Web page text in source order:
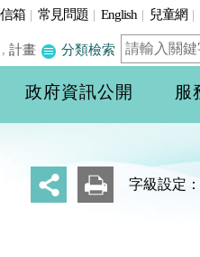
箱 | 常見問題 | English | 兒童網 |
, 計畫 分類檢索
政府資訊公開 服
字級設定：